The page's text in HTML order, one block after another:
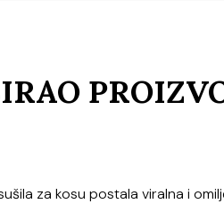
za kosu postala viralna i